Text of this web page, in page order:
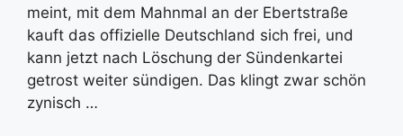
meint, mit dem Mahnmal an der Ebertstraße
kauft das offizielle Deutschland sich frei, und
kann jetzt nach Löschung der Sündenkartei
getrost weiter sündigen. Das klingt zwar schön
zynisch …